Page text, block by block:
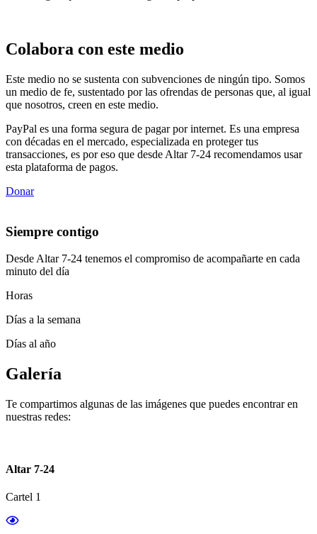
Colabora con este medio
Este medio no se sustenta con subvenciones de ningún tipo. Somos
un medio de fe, sustentado por las ofrendas de personas que, al igual
que nosotros, creen en este medio.
PayPal es una forma segura de pagar por internet. Es una empresa
con décadas en el mercado, especializada en proteger tus
transacciones, es por eso que desde Altar 7-24 recomendamos usar
esta plataforma de pagos.
Donar
Siempre contigo
Desde Altar 7-24 tenemos el compromiso de acompañarte en cada
minuto del día
Horas
Días a la semana
Días al año
Galería
Te compartimos algunas de las imágenes que puedes encontrar en
nuestras redes:
Altar 7-24
Cartel 1